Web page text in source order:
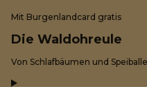
Mit Burgenlandcard gratis
Die Waldohreule
-
Von Schlafbäumen und